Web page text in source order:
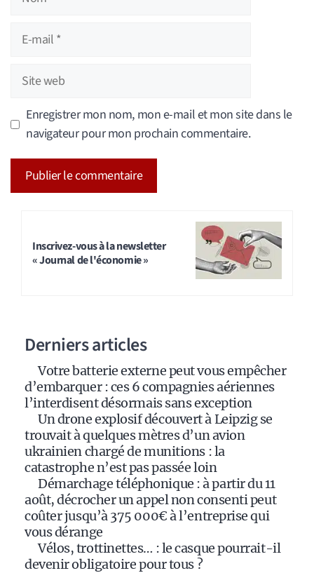
Site
web
Enregistrer mon nom, mon e-mail et mon site dans le
navigateur pour mon prochain commentaire.
Inscrivez-vous à la newsletter
« Journal de l'économie »
Derniers articles
Votre batterie externe peut vous empêcher
d’embarquer : ces 6 compagnies aériennes
l’interdisent désormais sans exception
Un drone explosif découvert à Leipzig se
trouvait à quelques mètres d’un avion
ukrainien chargé de munitions : la
catastrophe n’est pas passée loin
Démarchage téléphonique : à partir du 11
août, décrocher un appel non consenti peut
coûter jusqu’à 375 000€ à l’entreprise qui
vous dérange
Vélos, trottinettes… : le casque pourrait-il
devenir obligatoire pour tous ?